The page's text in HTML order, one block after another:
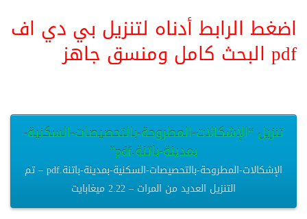
اضغط الرابط أدناه لتنزيل بي دي اف
pdf البحث كامل ومنسق جاهز
تنزيل “الإشكالات-المطروحة-بالتحصيصات-السكنية-
بمدينة-باتنة.pdf”
الإشكالات-المطروحة-بالتحصيصات-السكنية-بمدينة-باتنة.pdf – تم
التنزيل العديد من المرات – 2.22 ميغابايت